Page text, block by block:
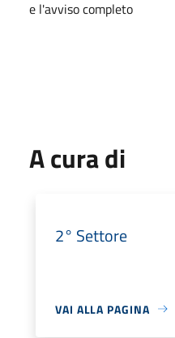
e l'avviso completo
A cura di
2° Settore
VAI ALLA PAGINA